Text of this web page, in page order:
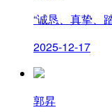
公司简介
公司领导
“诚恳、真挚、
2025-12-17
郭昇